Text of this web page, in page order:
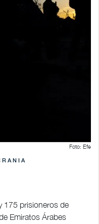
Foto: Efe
175 prisioneros de
Emiratos Árabes